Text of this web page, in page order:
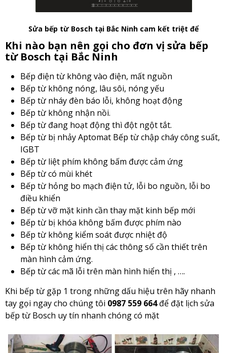
Sửa bếp từ Bosch tại Bắc Ninh cam kết triệt để
Khi nào bạn nên gọi cho đơn vị sửa bếp
từ Bosch tại Bắc Ninh
Bếp điện từ không vào điện, mất nguồn
Bếp từ không nóng, lâu sôi, nóng yếu
Bếp từ nháy đèn báo lỗi, không hoạt động
Bếp từ không nhận nồi.
Bếp từ đang hoạt động thì đột ngột tắt.
Bếp từ bị nhảy Aptomat Bếp từ chập cháy công suất,
IGBT
Bếp từ liệt phím không bấm được cảm ứng
Bếp từ có mùi khét
Bếp từ hỏng bo mạch điện tử, lỗi bo nguồn, lỗi bo
điều khiển
Bếp từ vỡ mặt kinh cần thay mặt kinh bếp mới
Bếp từ bị khóa không bấm được phím nào
Bếp từ không kiểm soát được nhiệt độ
Bếp từ không hiển thị các thông số cần thiết trên
màn hình cảm ứng.
Bếp từ các mã lỗi trên màn hình hiển thị , ….
Khi bếp từ gặp 1 trong những dấu hiệu trên hãy nhanh
tay gọi ngay cho chúng tôi 0987 559 664để đặt lịch sửa
bếp từ Bosch uy tín nhanh chóng có mặt